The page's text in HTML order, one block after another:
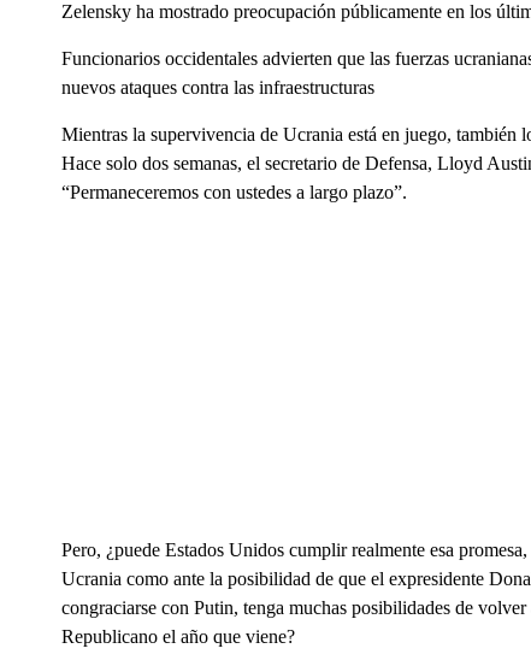
Zelensky ha mostrado preocupación públicamente en los
Funcionarios occidentales advierten que las fuerzas
nuevos ataques contra las infraestructuras
Mientras la supervivencia de Ucrania está en juego,
Hace solo dos semanas, el secretario de Defensa, Lloyd
“Permaneceremos con ustedes a largo plazo”.
Pero, ¿puede Estados Unidos cumplir realmente esa
Ucrania como ante la posibilidad de que el expresidente
congraciarse con Putin, tenga muchas posibilidades de
Republicano el año que viene?